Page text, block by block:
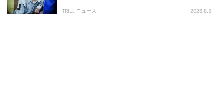
TRILL ニュース 2026.8.5